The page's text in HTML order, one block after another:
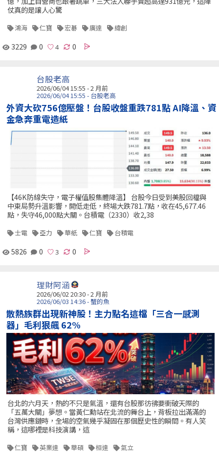
仗真的是讓人心驚
鴻海 仁寶 宏碁 廣達 緯創
3229 0 0
台股老高
2026/06/04 15:55 - 2 月前
2026/06/04 15:55 - 台股老高
外資大砍756億壓盤！台股收盤重跌781點 AI降溫、資
金急奔重電造紙
【46K防線失守，電子權值股集體降溫】 台股今日受到美股回檔與
中東局勢升溫影響，開低走低，終場大跌781.7點，收在45,677.46
點，失守46,000點大關。台積電（2330）收2,38
士電 亞力 華紙 仁寶 台積電
5826 0 0
理財阿涵
2026/06/02 20:30 - 2 月前
2026/06/03 14:36 - 蟹的魚
散熱族群出現新神股！主力點名這檔「三合一感測
器」毛利狠飆 62%
台北的六月天，熱的不只是氣溫，還有台股那彷彿要衝破天際的
「五萬大關」夢想。當黃仁勳站在北流的舞台上，背板拉出滿滿的
台灣供應鏈時，全場的空氣幾乎凝固在那個歷史性的瞬間。有人笑
稱，這哪裡是科技演講，這
仁寶 英業達 華碩 桓達 氣立